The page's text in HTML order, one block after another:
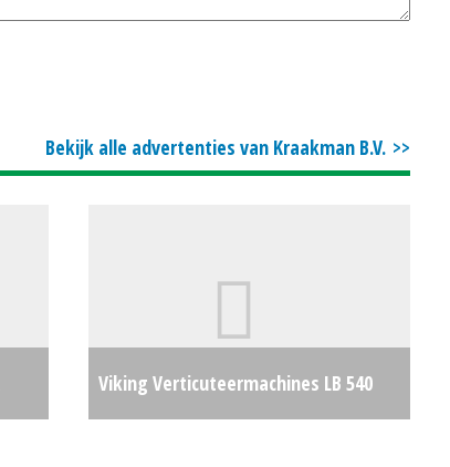
Bekijk alle advertenties van Kraakman B.V.
Viking Verticuteermachines LB 540